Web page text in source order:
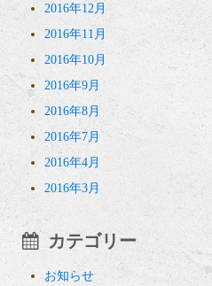
2016年12月
2016年11月
2016年10月
2016年9月
2016年8月
2016年7月
2016年4月
2016年3月
カテゴリー
お知らせ